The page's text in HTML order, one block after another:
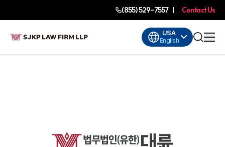
(855) 529-7557 Contact Us
USA
English